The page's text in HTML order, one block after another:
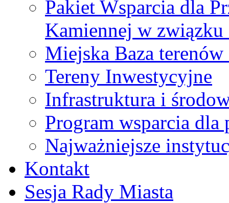
Pakiet Wsparcia dla
Kamiennej w
Miejska Baza
Tereny Inwestycyjne
Infrastruktura i
Program wsparcia
Najważniejsze
Kontakt
Sesja Rady Miasta